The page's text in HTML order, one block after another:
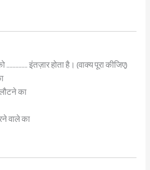
………….. इंतज़ार होता है। (वाक्य पूरा कीजिए)
का
वाले का